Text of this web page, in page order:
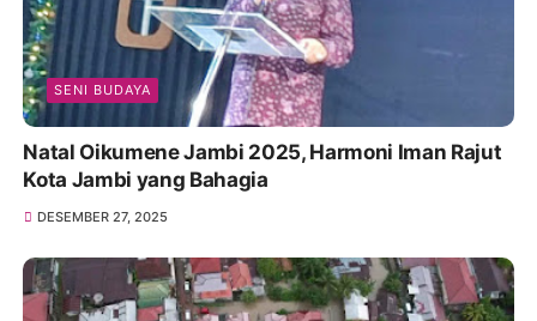
SENI BUDAYA
Natal Oikumene Jambi 2025, Harmoni Iman Rajut
Kota Jambi yang Bahagia
DESEMBER 27, 2025